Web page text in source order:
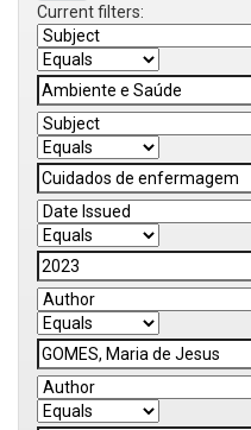
Current filters: